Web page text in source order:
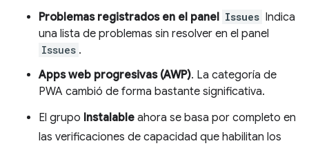
Problemas registrados en el panel Issues Indica
una lista de problemas sin resolver en el panel
Issues .
Apps web progresivas (AWP). La categoría de
PWA cambió de forma bastante significativa.
El grupo Instalable ahora se basa por completo en
las verificaciones de capacidad que habilitan los